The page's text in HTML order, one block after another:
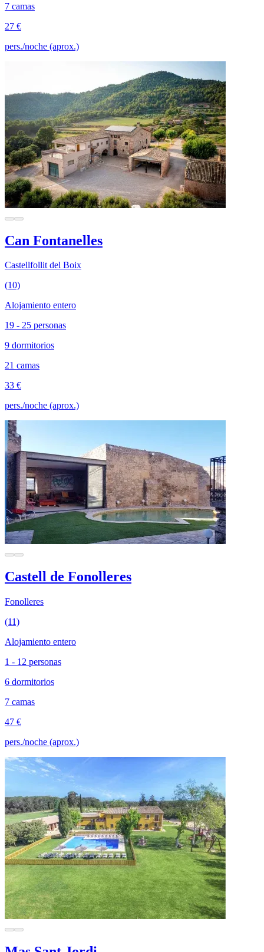
7 camas
27 €
pers./noche (aprox.)
Can Fontanelles
Castellfollit del Boix
(10)
Alojamiento entero
19 - 25 personas
9 dormitorios
21 camas
33 €
pers./noche (aprox.)
Castell de Fonolleres
Fonolleres
(11)
Alojamiento entero
1 - 12 personas
6 dormitorios
7 camas
47 €
pers./noche (aprox.)